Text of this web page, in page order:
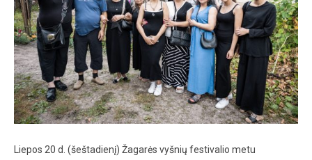
Liepos 20 d. (šeštadienį) Žagarės vyšnių festivalio metu